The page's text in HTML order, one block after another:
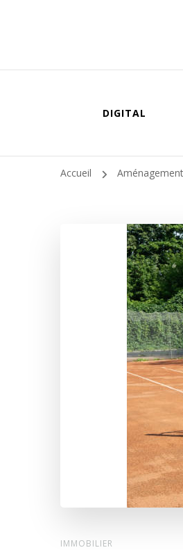
DIGITAL
Accueil Aménagement
IMMOBILIER